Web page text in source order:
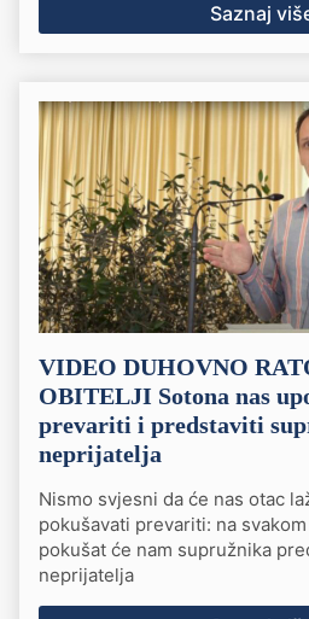
Saznaj
VIDEO DUHOVNO
OBITELJI Sotona nas
prevariti i predstaviti
neprijatelja
Nismo svjesni da će nas otac
pokušavati prevariti: na
pokušat će nam supružnika
neprijatelja